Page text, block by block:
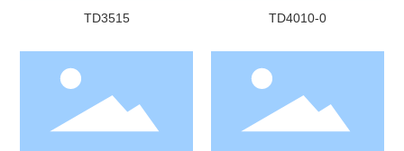
TD3515 TD4010-0